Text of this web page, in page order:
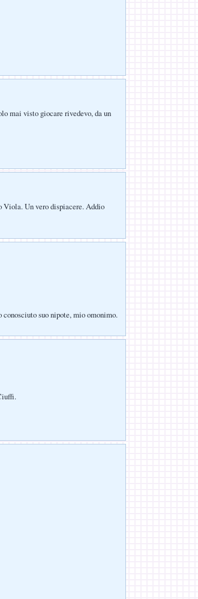
mai visto giocare rivedevo, da un
Viola. Un vero dispiacere. Addio
conosciuto suo nipote, mio omonimo.